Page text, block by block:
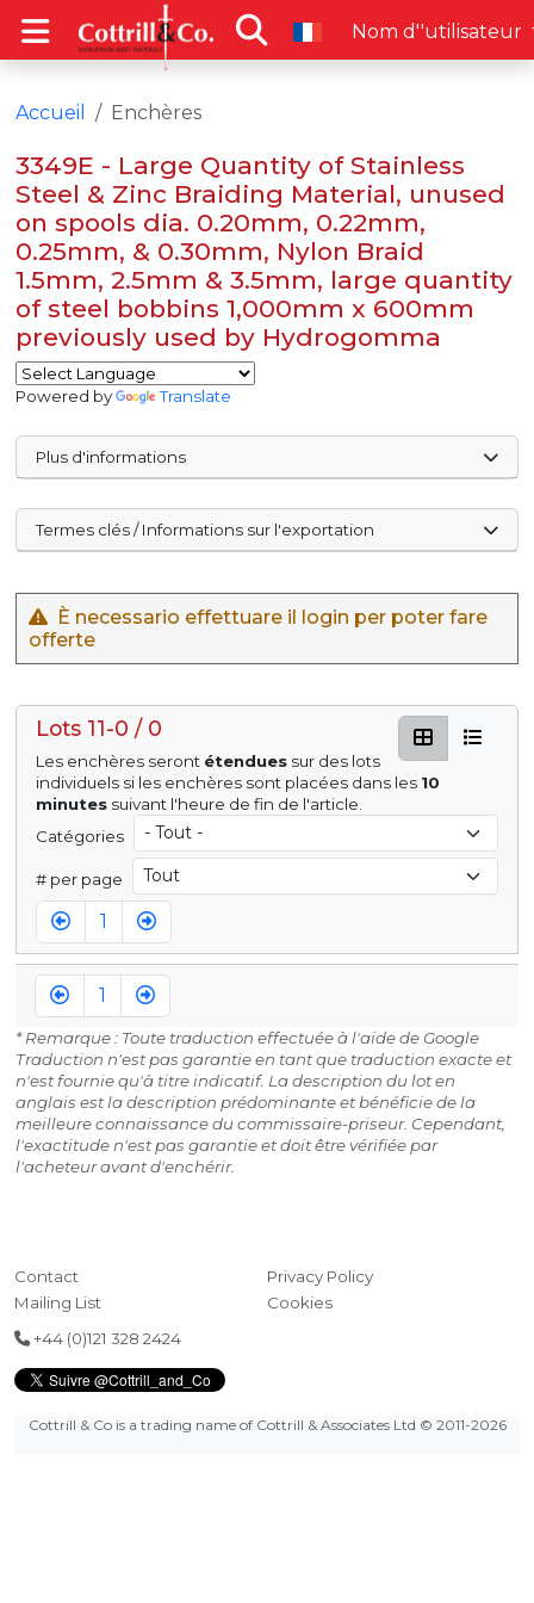
Nom d''utilisateur
Accueil Enchères
3349E - Large Quantity of Stainless
Steel & Zinc Braiding Material, unused
on spools dia. 0.20mm, 0.22mm,
0.25mm, & 0.30mm, Nylon Braid
1.5mm, 2.5mm & 3.5mm, large quantity
of steel bobbins 1,000mm x 600mm
previously used by Hydrogomma
Powered by Translate
Plus d'informations
Termes clés / Informations sur l'exportation
È necessario effettuare il login per poter fare
offerte
Lots 11-0 / 0
Les enchères seront étendues sur des lots
individuels si les enchères sont placées dans les 10
minutes suivant l'heure de fin de l'article.
Catégories
# per page
1
1
* Remarque : Toute traduction effectuée à l'aide de Google
Traduction n'est pas garantie en tant que traduction exacte et
n'est fournie qu'à titre indicatif. La description du lot en
anglais est la description prédominante et bénéficie de la
meilleure connaissance du commissaire-priseur. Cependant,
l'exactitude n'est pas garantie et doit être vérifiée par
l'acheteur avant d'enchérir.
Contact
Mailing List
Privacy Policy
Cookies
+44 (0)121 328 2424
Cottrill & Co is a trading name of Cottrill & Associates Ltd © 2011-2026